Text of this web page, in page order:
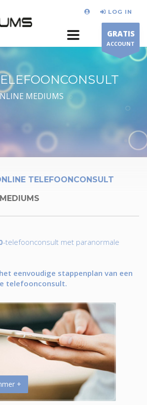
LOG IN
GRATIS
ACCOUNT
MEDIUMS
TELEFOONCONSULT
-telefoonconsult met paranormale
eenvoudige stappenplan van een
telefoonconsult.
+